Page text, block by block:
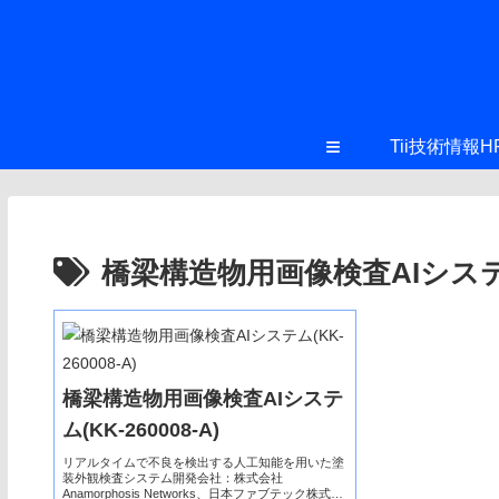
≡ Tii技術情報
橋梁構造物用画像検査AIシス
橋梁構造物用画像検査AIシステ
ム(KK-260008-A)
リアルタイムで不良を検出する人工知能を用いた塗
装外観検査システム開発会社：株式会社
Anamorphosis Networks、日本ファブテック株式会